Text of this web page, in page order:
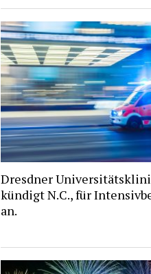
Dresdner
kündigt N.C., für
an.